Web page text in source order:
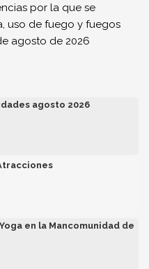
por la que se
uso de fuego y fuegos
agosto de 2026
agosto 2026
en la Mancomunidad de